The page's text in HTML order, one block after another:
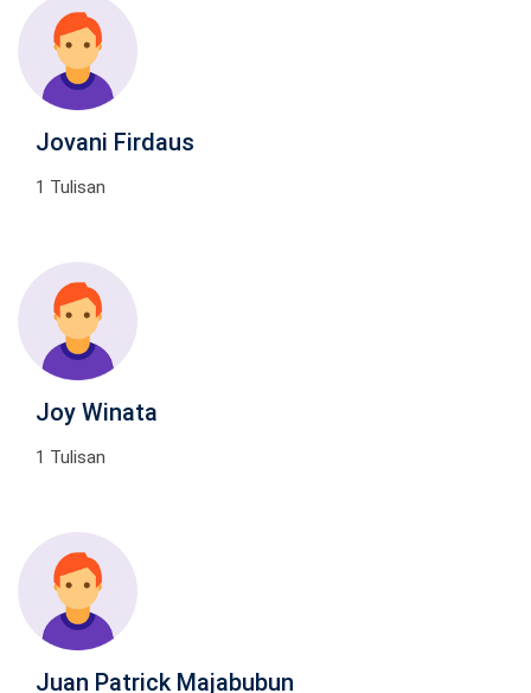
Jovani Firdaus
1 Tulisan
Joy Winata
1 Tulisan
Juan Patrick Majabubun